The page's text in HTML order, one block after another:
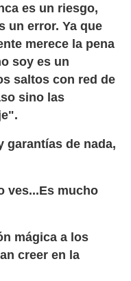
es un riesgo,
un error. Ya que
merece la pena
soy es un
saltos con red de
sino las
garantías de nada,
ves...Es mucho
mágica a los
creer en la